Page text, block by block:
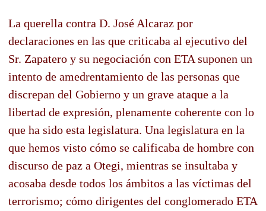
La querella contra D. José Alcaraz por
declaraciones en las que criticaba al ejecutivo del
Sr. Zapatero y su negociación con ETA suponen un
intento de amedrentamiento de las personas que
discrepan del Gobierno y un grave ataque a la
libertad de expresión, plenamente coherente con lo
que ha sido esta legislatura. Una legislatura en la
que hemos visto cómo se calificaba de hombre con
discurso de paz a Otegi, mientras se insultaba y
acosaba desde todos los ámbitos a las víctimas del
terrorismo; cómo dirigentes del conglomerado ETA